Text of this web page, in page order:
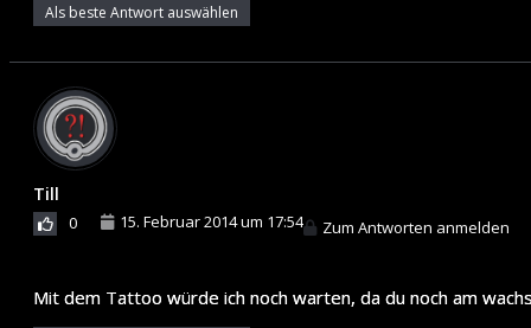
Als beste Antwort auswählen
Till
0 15. Februar 2014 um 17:54 Zum Antworten anmelden
Mit dem Tattoo würde ich noch warten, da du noch am